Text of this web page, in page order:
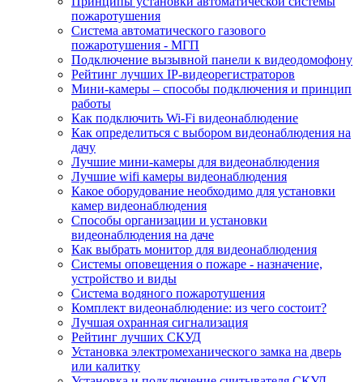
пожаротушения
Система автоматического газового
пожаротушения - МГП
Подключение вызывной панели к видеодомофону
Рейтинг лучших IP-видеорегистраторов
Мини-камеры – способы подключения и принцип
работы
Как подключить Wi-Fi видеонаблюдение
Как определиться с выбором видеонаблюдения на
дачу
Лучшие мини-камеры для видеонаблюдения
Лучшие wifi камеры видеонаблюдения
Какое оборудование необходимо для установки
камер видеонаблюдения
Способы организации и установки
видеонаблюдения на даче
Как выбрать монитор для видеонаблюдения
Системы оповещения о пожаре - назначение,
устройство и виды
Система водяного пожаротушения
Комплект видеонаблюдение: из чего состоит?
Лучшая охранная сигнализация
Рейтинг лучших СКУД
Установка электромеханического замка на дверь
или калитку